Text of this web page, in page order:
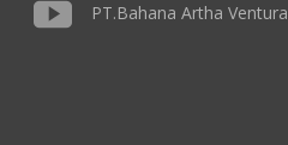
PT.Bahana Artha Ventura